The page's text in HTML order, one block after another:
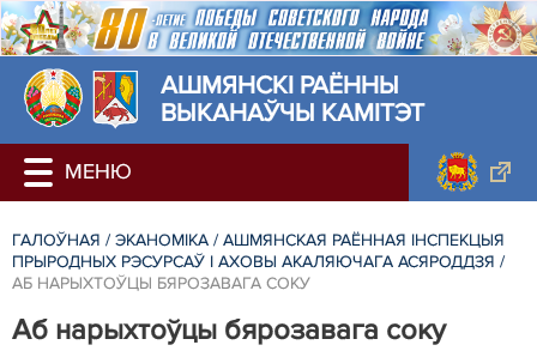
АШМЯНСКI РАЁННЫ
ВЫКАНАЎЧЫ КАМІТЭТ
ГАЛОЎНАЯ / ЭКАНОМІКА / АШМЯНСКАЯ РАЁННАЯ ІНСПЕКЦЫЯ
ПРЫРОДНЫХ РЭСУРСАЎ І АХОВЫ АКАЛЯЮЧАГА АСЯРОДДЗЯ /
АБ НАРЫХТОЎЦЫ БЯРОЗАВАГА СОКУ
Аб нарыхтоўцы бярозавага соку